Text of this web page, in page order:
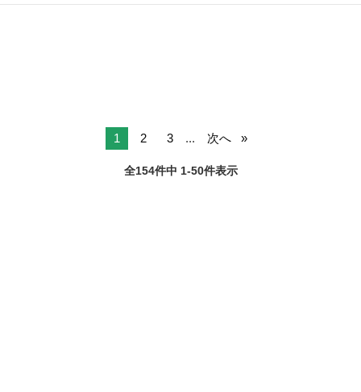
ズ】 19.5×29.5×30（㎝） 【容量】 10L 【素材、材質】 本体…ポリエ
1 2 3 ... 次へ
全154件中 1-50件表示